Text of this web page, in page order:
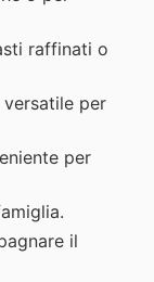
raffinati o
per
per
il